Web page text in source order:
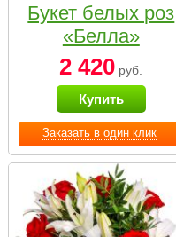
Заказать в один клик
Букет белых роз
«Белла»
2 420 руб.
Купить